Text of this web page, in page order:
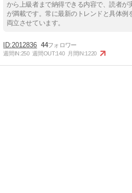
から上級者まで納得できる内容で、読者が
が満載です。常に最新のトレンドと具体例
両立させています。
2012836 44
週間IN:250 週間OUT:140 月間IN:1220